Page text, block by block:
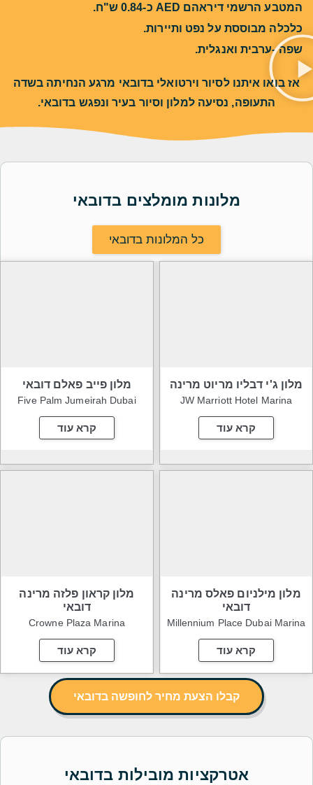
המטבע הרשמי דיראהם AED כ-0.84 ש"ח.
כלכלה מבוססת על נפט ותיירות.
שפה -ערבית ואנגלית.
אז בואו איתנו לסיור וירטואלי בדובאי מרגע הנחיתה בשדה
התעופה, נסיעה למלון וסיור בעיר ונפגש בדובאי.
מלונות מומלצים בדובאי
כל המלונות בדובאי
מלון ג'י דבליו מריוט מרינה
JW Marriott Hotel Marina
קרא עוד
מלון פייב פאלם דובאי
Five Palm Jumeirah Dubai
קרא עוד
מלון מילניום פאלס מרינה
דובאי
Millennium Place Dubai Marina
קרא עוד
מלון קראון פלזה מרינה
דובאי
Crowne Plaza Marina
קרא עוד
קבלו הצעת מחיר לחופשה בדובאי
אטרקציות מובילות בדובאי